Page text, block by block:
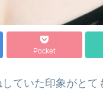
Pocket
ていた印象がとて